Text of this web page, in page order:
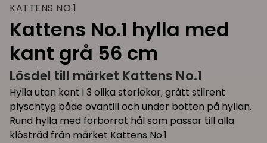
KATTENS NO.1
Kattens No.1 hylla med
kant grå 56 cm
Lösdel till märket Kattens No.1
Hylla utan kant i 3 olika storlekar, grått stilrent
plyschtyg både ovantill och under botten på hyllan.
Rund hylla med förborrat hål som passar till alla
klösträd från märket Kattens No.1